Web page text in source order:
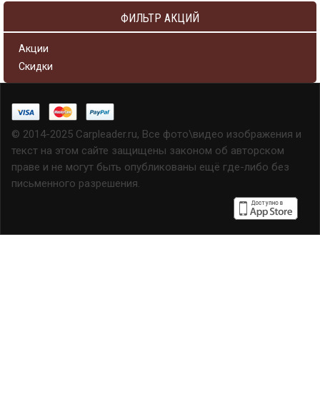
ФИЛЬТР АКЦИЙ
Акции
Скидки
© 2014-2025 Carpleader.ru, Все фото\видео изображения и
текст на этом сайте защищены законом об авторском
праве и не могут быть опубликованы ещё где-либо без
письменного разрешения.